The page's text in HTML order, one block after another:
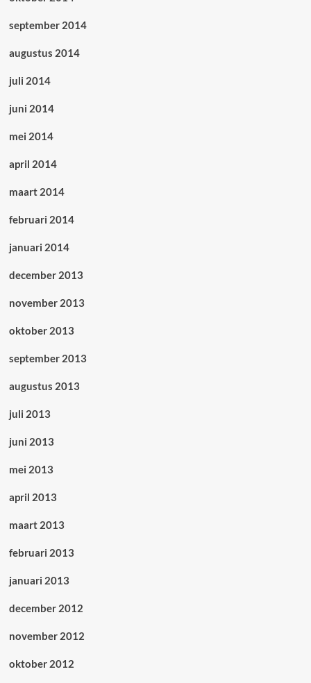
september 2014
augustus 2014
juli 2014
juni 2014
mei 2014
april 2014
maart 2014
februari 2014
januari 2014
december 2013
november 2013
oktober 2013
september 2013
augustus 2013
juli 2013
juni 2013
mei 2013
april 2013
maart 2013
februari 2013
januari 2013
december 2012
november 2012
oktober 2012